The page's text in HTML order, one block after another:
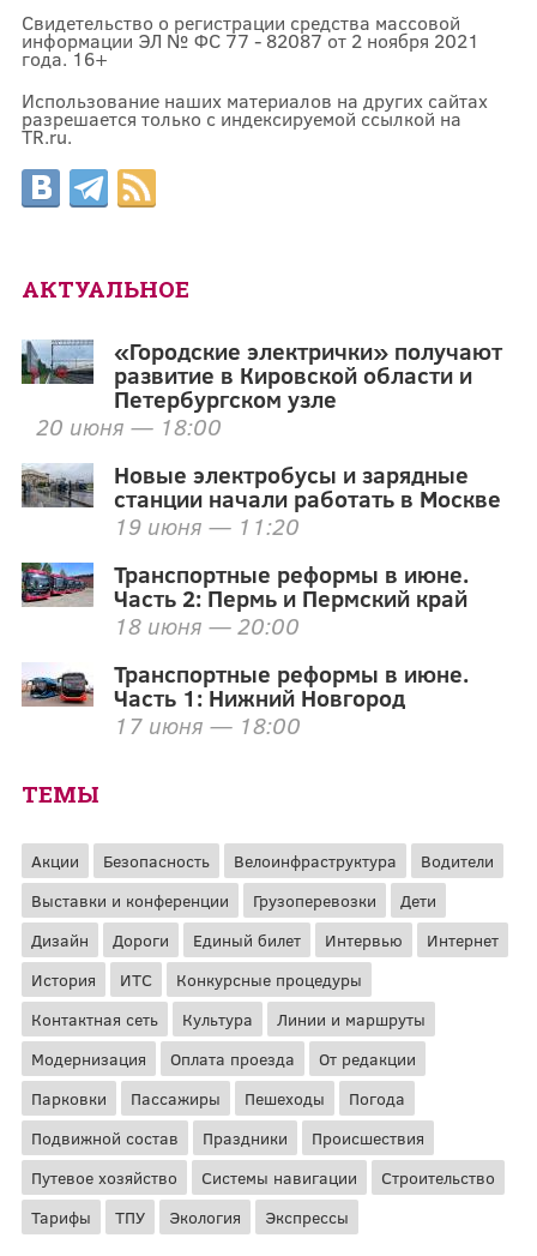
Свидетельство о регистрации средства массовой
информации ЭЛ № ФС 77 - 82087 от 2 ноября 2021
года. 16+
Использование наших материалов на других сайтах
разрешается только с индексируемой ссылкой на
TR.ru.
АКТУАЛЬНОЕ
«Городские электрички» получают
развитие в Кировской области и
Петербургском узле
20 июня — 18:00
Новые электробусы и зарядные
станции начали работать в Москве
19 июня — 11:20
Транспортные реформы в июне.
Часть 2: Пермь и Пермский край
18 июня — 20:00
Транспортные реформы в июне.
Часть 1: Нижний Новгород
17 июня — 18:00
ТЕМЫ
Акции Безопасность Велоинфраструктура
Водители
Выставки и конференции
Грузоперевозки
Дети
Дизайн
Дороги Единый билет Интервью
Интернет
История
ИТС
Конкурсные процедуры
Контактная сеть
Культура
Линии и маршруты
Модернизация
Оплата проезда
От редакции
Парковки
Пассажиры Пешеходы
Погода
Подвижной состав
Праздники
Происшествия
Путевое хозяйство
Системы навигации
Строительство
Тарифы
ТПУ Экология Экспрессы